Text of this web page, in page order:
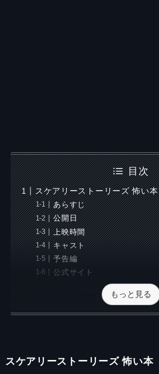
目次
スケアリーストーリーズ 怖い本
あらすじ
公開日
上映時間
キャスト
予告編
公式サイト
もっと見る
スケアリーストーリーズ 怖い本